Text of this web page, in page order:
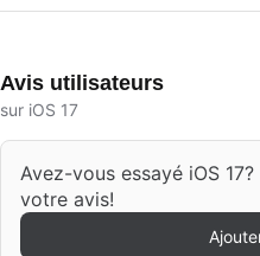
Avis utilisateurs
sur iOS 17
Avez-vous essayé iOS
votre avis!